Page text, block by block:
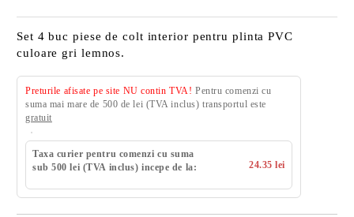
Set 4 buc piese de colt interior pentru plinta PVC
culoare gri lemnos.
Preturile afisate pe site NU contin TVA! Pentru comenzi cu
suma mai mare de 500 de lei (TVA inclus) transportul este
gratuit
Taxa curier pentru comenzi cu suma
sub 500 lei (TVA inclus) incepe de la:
24.35 lei